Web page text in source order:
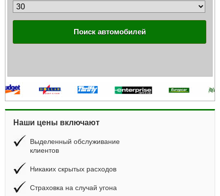
Поиск автомобилей
Наши цены включают
Выделенный обслуживание
клиентов
Никаких скрытых расходов
Страховка на случай угона